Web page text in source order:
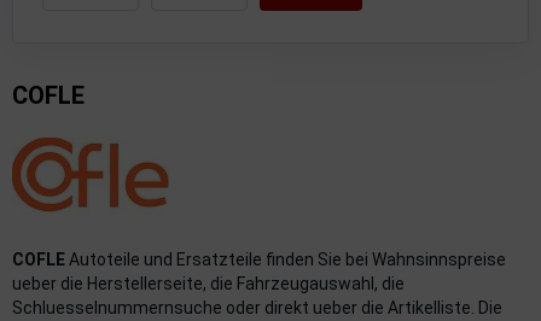
COFLE
COFLE Autoteile und Ersatzteile finden Sie bei Wahnsinnspreise
ueber die Herstellerseite, die Fahrzeugauswahl, die
Schluesselnummernsuche oder direkt ueber die Artikelliste. Die
Lüftung
Kommunikationssysteme